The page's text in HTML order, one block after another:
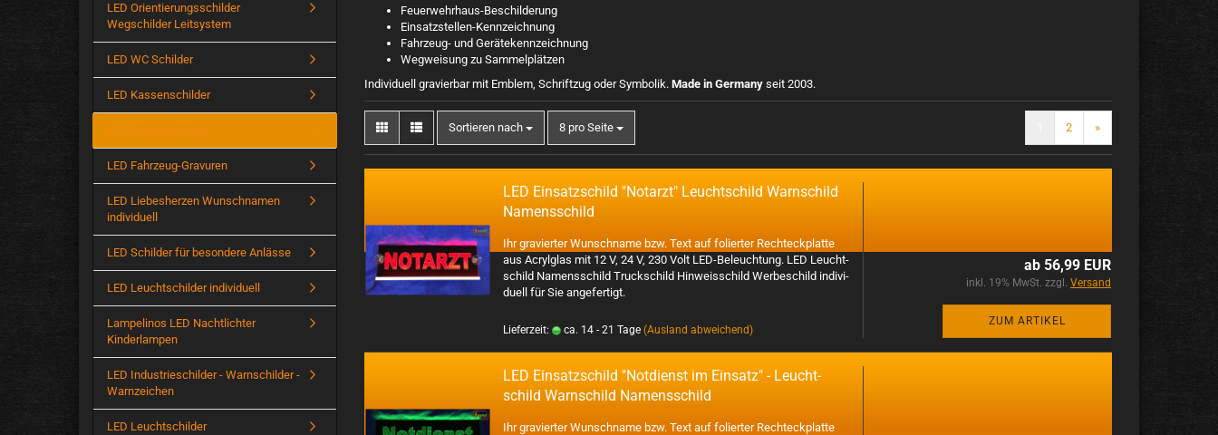
Feuerwehrhaus-Beschilderung
Einsatzstellen-Kennzeichnung
Fahrzeug- und Gerätekennzeichnung
Wegweisung zu Sammelplätzen
Individuell gravierbar mit Emblem, Schriftzug oder Symbolik. Made in Germany seit 2003.
Sortieren nach 8 pro Seite 2 »
LED Ein­satz­schild "Not­arzt" Leucht­schild Warn­schild
Na­mens­schild
Ihr gra­vier­ter Wunsch­na­me bzw. Text auf fo­lier­ter Recht­eck­plat­te
aus Acryl­glas mit 12 V, 24 V, 230 Volt LED-​Beleuchtung. LED Leucht­
schild Na­mens­schild Truck­schild Hin­weis­schild Wer­be­schild in­di­vi­
du­ell für Sie an­ge­fer­tigt.
Lieferzeit: ca. 14 - 21 Tage (Ausland abweichend)
ab 56,99 EUR
inkl. 19% MwSt. zzgl. Versand
ZUM ARTIKEL
LED Ein­satz­schild "Not­dienst im Ein­satz" - Leucht­
schild Warn­schild Na­mens­schild
Ihr gra­vier­ter Wunsch­na­me bzw. Text auf fo­lier­ter Recht­eck­plat­te
LED Orientierungsschilder
Wegschilder Leitsystem
LED WC Schilder
LED Kassenschilder
LED Fahrzeug-Gravuren
LED Liebesherzen Wunschnamen
individuell
LED Schilder für besondere Anlässe
LED Leuchtschilder individuell
Lampelinos LED Nachtlichter
Kinderlampen
LED Industrieschilder - Warnschilder -
Warnzeichen
LED Leuchtschilder